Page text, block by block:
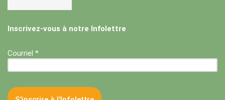
Inscrivez-vous à notre Infolettre
Courriel *